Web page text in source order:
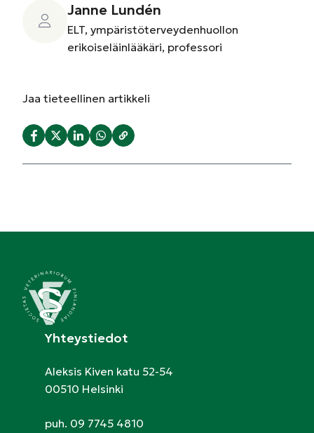
Janne Lundén
ELT, ympäristöterveydenhuollon
erikoiseläinlääkäri, professori
Jaa tieteellinen artikkeli
Yhteystiedot
Aleksis Kiven katu 52-54
00510 Helsinki
puh. 09 7745 4810